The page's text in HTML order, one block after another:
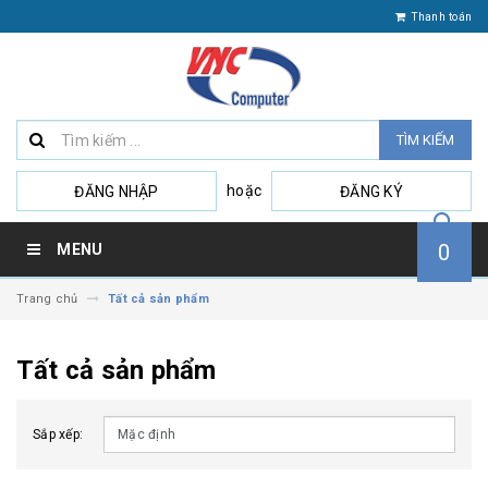
Thanh toán
TÌM KIẾM
ĐĂNG NHẬP hoặc ĐĂNG KÝ
MENU 0
Trang chủ Tất cả sản phẩm
Tất cả sản phẩm
Sắp xếp: